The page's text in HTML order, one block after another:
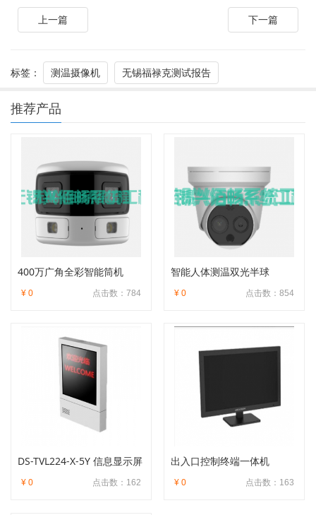
上一篇 下一篇
标签： 测温摄像机 无锡福禄克测试报告
推荐产品
400万广角全彩智能筒机
点击数：784
¥ 0
智能人体测温双光半球
点击数：854
¥ 0
DS-TVL224-X-5Y 信息显示屏
点击数：162
¥ 0
出入口控制终端一体机
点击数：163
¥ 0